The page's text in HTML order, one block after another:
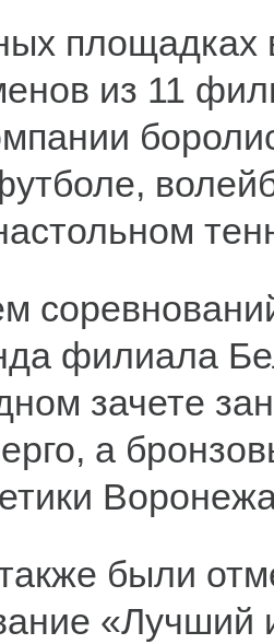
площадках
из 11
филиала
зачете
а
были
«Лучший